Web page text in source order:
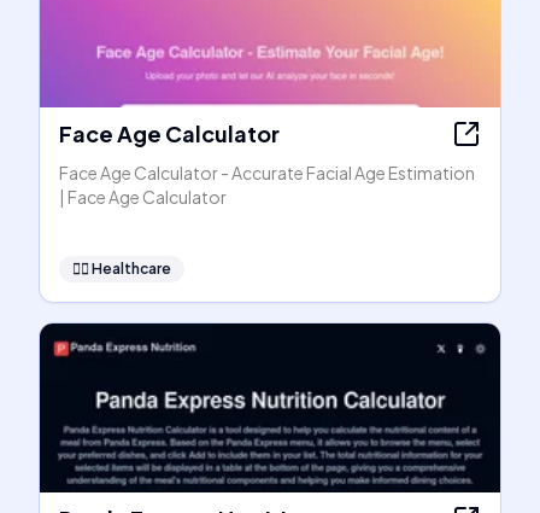
Face Age Calculator
Face Age Calculator - Accurate Facial Age Estimation
| Face Age Calculator
👩‍⚕️ Healthcare